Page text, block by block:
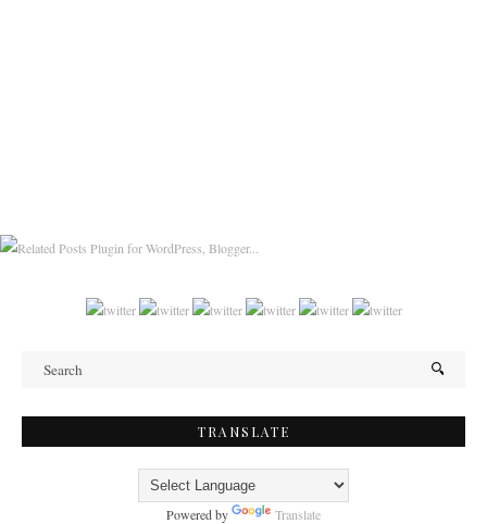
TRANSLATE
Powered by Translate